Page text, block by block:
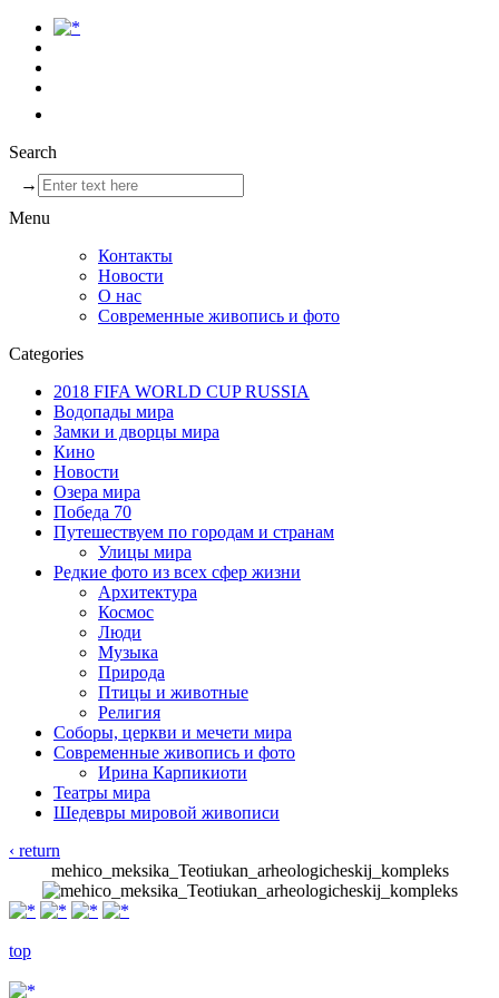
Search
→
Menu
Контакты
Новости
О нас
Современные живопись и фото
Categories
2018 FIFA WORLD CUP RUSSIA
Водопады мира
Замки и дворцы мира
Кино
Новости
Озера мира
Победа 70
Путешествуем по городам и странам
Улицы мира
Редкие фото из всех сфер жизни
Архитектура
Космос
Люди
Музыка
Природа
Птицы и животные
Религия
Соборы, церкви и мечети мира
Современные живопись и фото
Ирина Карпикиоти
Театры мира
Шедевры мировой живописи
‹ return
mehico_meksika_Teotiukan_arheologicheskij_kompleks
top